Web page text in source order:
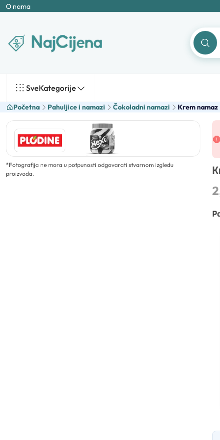
O nama
SveKategorije
Početna Pahuljice i namazi Čokoladni namazi Krem namaz
*Fotografija ne mora u potpunosti odgovarati stvarnom izgledu
proizvoda.